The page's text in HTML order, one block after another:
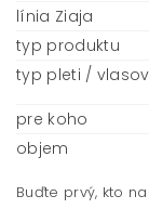
línia Ziaja
typ produktu
typ pleti / vlasov
pre koho
objem
Buďte prvý, kto